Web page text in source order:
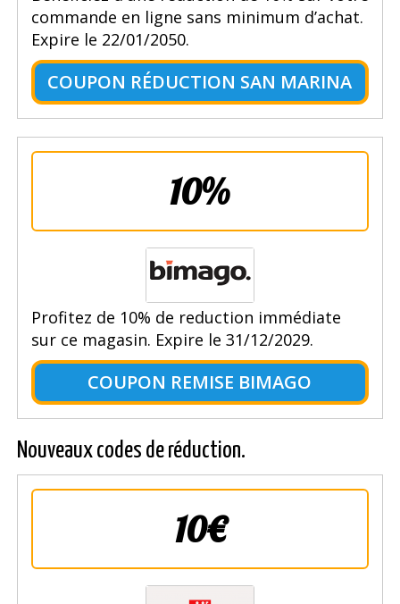
commande en ligne sans minimum d’achat.
Expire le 22/01/2050.
COUPON RÉDUCTION SAN MARINA
10%
Profitez de 10% de reduction immédiate
sur ce magasin. Expire le 31/12/2029.
COUPON REMISE BIMAGO
Nouveaux codes de réduction.
10€